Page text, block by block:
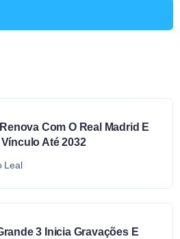
Com O Real Madrid E
Até 2032
Leal
3 Inicia Gravações E